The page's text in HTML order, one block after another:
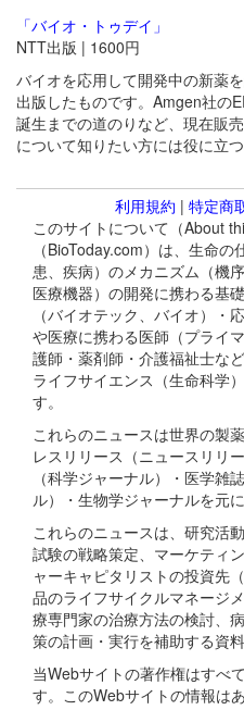
「バイオ・トゥデイ」
NTT出版 | 1600円
バイオを応用して開発中の新薬
出版したものです。Amgen社の
誕生までの道のりなど、現在販
について知りたい方には役に立
利用規約 | 特定商
このサイトについて（About
（BioToday.com）は、生命
患、疾病）のメカニズム（機
医療機器）の開発に携わる基
（バイオテック、バイオ）・
や医療に携わる医師（プライ
護師・薬剤師・介護福祉士な
ライフサイエンス（生命科学
す。
これらのニュースは世界の製
レスリリース（ニュースリリ
（科学ジャーナル）・医学雑
ル）・生物学ジャーナルを元
これらのニュースは、研究活
試験の戦略策定、マーケティ
ャーキャピタリストの投資先
品のライフサイクルマネージ
療専門家の治療方法の検討、
策の計画・実行を補助する資
当Webサイトの著作権はすべ
す。このWebサイトの情報は